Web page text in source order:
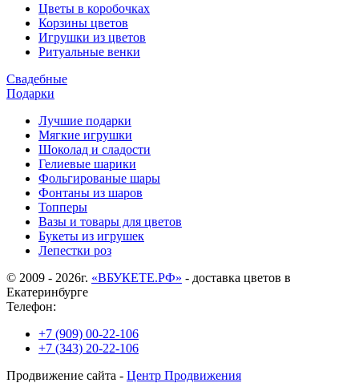
Цветы в коробочках
Корзины цветов
Игрушки из цветов
Ритуальные венки
Свадебные
Подарки
Лучшие подарки
Мягкие игрушки
Шоколад и сладости
Гелиевые шарики
Фольгированые шары
Фонтаны из шаров
Топперы
Вазы и товары для цветов
Букеты из игрушек
Лепестки роз
© 2009 - 2026г. «ВБУКЕТЕ.РФ» - доставка цветов в
Екатеринбурге
Телефон:
+7 (909) 00-22-106
+7 (343) 20-22-106
Продвижение сайта - Центр Продвижения